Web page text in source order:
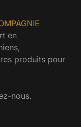
en
produits pour
nous.